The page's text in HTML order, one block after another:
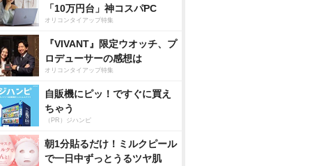
「10万円台」神コスパPC
オリコンタイアップ特集
『VIVANT』限定ウオッチ、プ
ロデューサーの感想は
オリコンタイアップ特集
自販機にピッ！ですぐに買え
ちゃう
（PR）ジハンピ
朝1分貼るだけ！ミルクピール
で一日中ずっとうるツヤ肌